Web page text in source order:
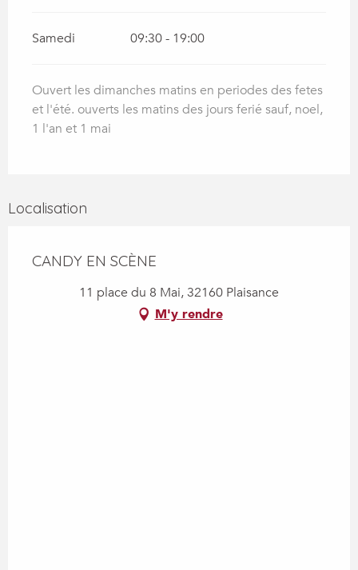
Samedi 09:30 - 19:00
Ouvert les dimanches matins en periodes des fetes
et l'été. ouverts les matins des jours ferié sauf, noel,
1 l'an et 1 mai
Localisation
CANDY EN SCÈNE
11 place du 8 Mai, 32160 Plaisance
M'y rendre